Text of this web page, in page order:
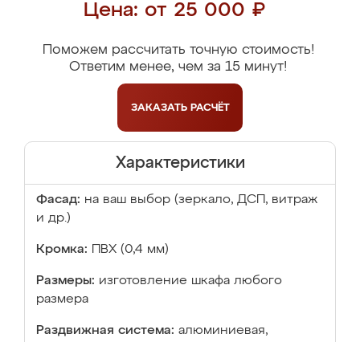
Цена: от 25 000 ₽
Поможем рассчитать точную стоимость!
Ответим менее, чем за 15 минут!
ЗАКАЗАТЬ РАСЧЁТ
Характеристики
Фасад: на ваш выбор (зеркало, ДСП, витраж
и др.)
Кромка: ПВХ (0,4 мм)
Размеры: изготовление шкафа любого
размера
Раздвижная система: алюминиевая,